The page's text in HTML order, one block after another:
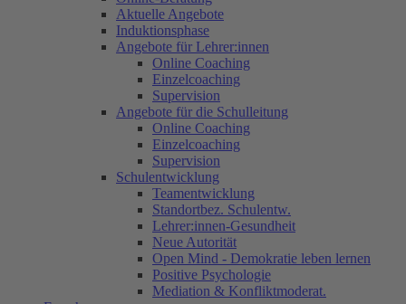
Aktuelle Angebote
Induktionsphase
Angebote für Lehrer:innen
Online Coaching
Einzelcoaching
Supervision
Angebote für die Schulleitung
Online Coaching
Einzelcoaching
Supervision
Schulentwicklung
Teamentwicklung
Standortbez. Schulentw.
Lehrer:innen-Gesundheit
Neue Autorität
Open Mind - Demokratie leben lernen
Positive Psychologie
Mediation & Konfliktmoderat.